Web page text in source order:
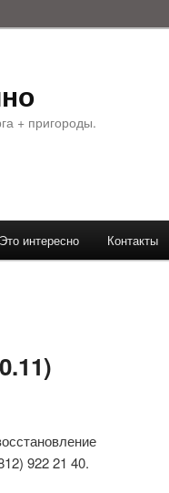
+ пригороды.
Это интересно Контакты
922 21 40.